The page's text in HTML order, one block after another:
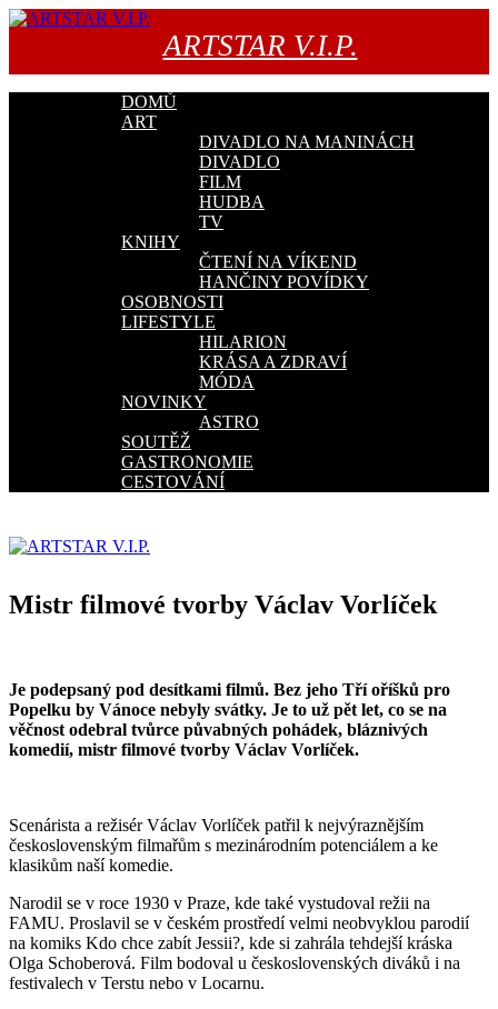
Přejít
webu
ARTSTAR V.I.P.
DOMŮ
ART
DIVADLO NA MANINÁCH
DIVADLO
FILM
HUDBA
TV
KNIHY
ČTENÍ NA VÍKEND
HANČINY POVÍDKY
OSOBNOSTI
LIFESTYLE
HILARION
KRÁSA A ZDRAVÍ
MÓDA
NOVINKY
ASTRO
SOUTĚŽ
GASTRONOMIE
CESTOVÁNÍ
Mistr filmové tvorby Václav Vorlíček
Je podepsaný pod desítkami filmů. Bez jeho Tří oříšků pro
Popelku by Vánoce nebyly svátky. Je to už pět let, co se na
věčnost odebral tvůrce půvabných pohádek, bláznivých
komedií, mistr filmové tvorby Václav Vorlíček.
Scenárista a režisér Václav Vorlíček patřil k nejvýraznějším
československým filmařům s mezinárodním potenciálem a ke
klasikům naší komedie.
Narodil se v roce 1930 v Praze, kde také vystudoval režii na
FAMU. Proslavil se v českém prostředí velmi neobvyklou parodií
na komiks Kdo chce zabít Jessii?, kde si zahrála tehdejší kráska
Olga Schoberová. Film bodoval u československých diváků i na
festivalech v Terstu nebo v Locarnu.